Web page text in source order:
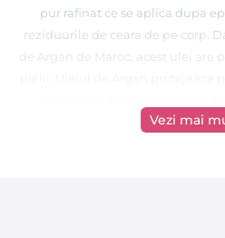
pur rafinat ce se aplica dupa
reziduurile de ceara de pe corp.
de Argan de Maroc, acest ulei are
hidrateaza pielea uscata
Vezi mai